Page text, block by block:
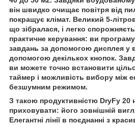
він швидко очищає повітря від
покращує клімат. Великий 5-
що зібралася, і легко
практичне керування: ви
завдань за допомогою дисплея у
допомогою декількох кнопок.
ви можете точно встановити
таймер і можливість вибору між
безшумним режимом.
З такою продуктивністю DryFy 20
приховувати: його зовнішній
Елегантні лінії в поєднанні з